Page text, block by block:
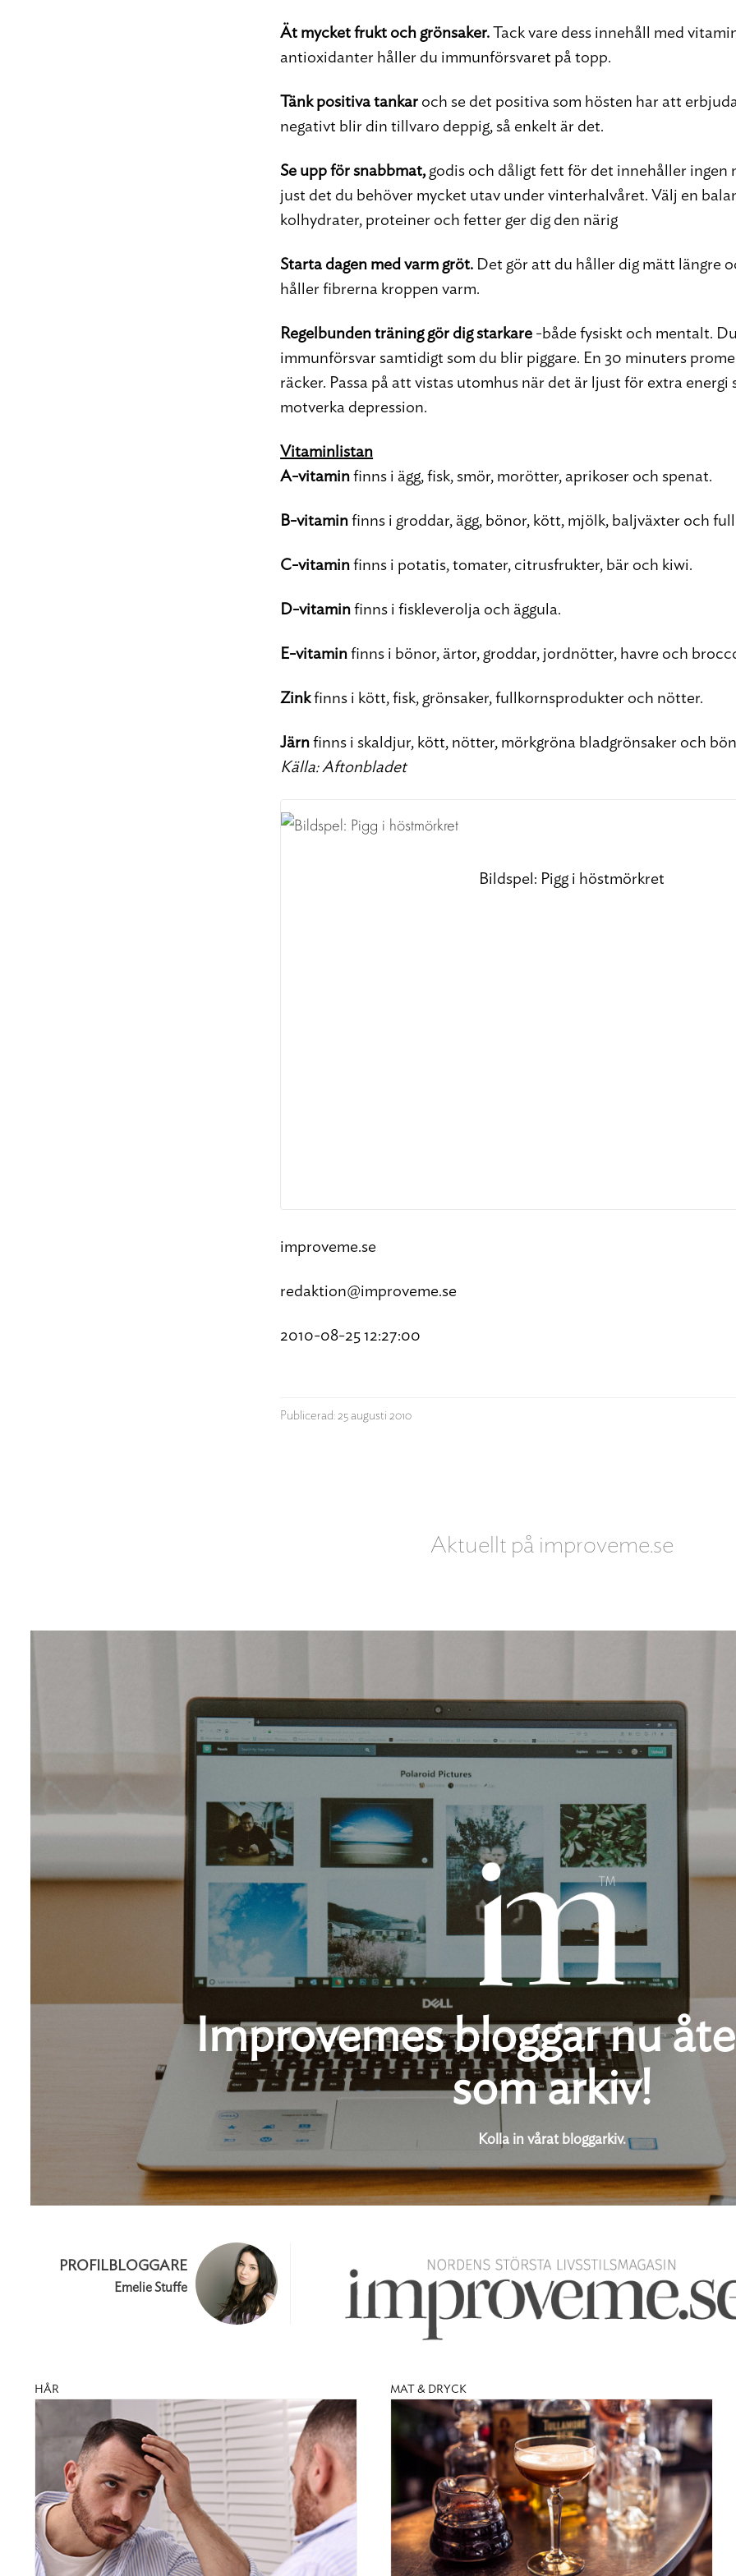
Ät mycket frukt och grönsaker.Tack vare dess innehåll med
antioxidanter håller du immunförsvaret på topp.
Tänk positiva tankar och se det positiva som hösten har att
negativt blir din tillvaro deppig, så enkelt är det.
Se upp för snabbmat, godis och dåligt fett för det innehåller ingen
just det du behöver mycket utav under vinterhalvåret. Välj en
kolhydrater, proteiner och fetter ger dig den närig
Starta dagen med varm gröt. Det gör att du håller dig mätt längre
håller fibrerna kroppen varm.
Regelbunden träning gör dig starkare -både fysiskt och mentalt.
immunförsvar samtidigt som du blir piggare. En 30 minuters
räcker. Passa på att vistas utomhus när det är ljust för extra energi
motverka depression.
Vitaminlistan
A-vitaminfinns i ägg, fisk, smör, morötter, aprikoser och spenat.
B-vitamin finns i groddar, ägg, bönor, kött, mjölk, baljväxter och
C-vitaminfinns i potatis, tomater, citrusfrukter, bär och kiwi.
D-vitaminfinns i fiskleverolja och äggula.
E-vitaminfinns i bönor, ärtor, groddar, jordnötter, havre och
Zinkfinns i kött, fisk, grönsaker, fullkornsprodukter och nötter.
Järnfinns i skaldjur, kött, nötter, mörkgröna bladgrönsaker och
Källa: Aftonbladet
Bildspel: Pigg i höstmörkret
improveme.se
redaktion@improveme.se
2010-08-25 12:27:00
Publicerad: 25 augusti 2010
Aktuellt på improveme.se
Improvemes bloggar nu
som arkiv!
Kolla in vårat bloggarkiv.
PROFILBLOGGARE
Emelie Stuffe
HÅR MAT & DRYCK